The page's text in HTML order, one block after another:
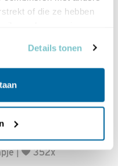
of die ze hebben
Details tonen
juli 2024, 10:54 |
|
352x